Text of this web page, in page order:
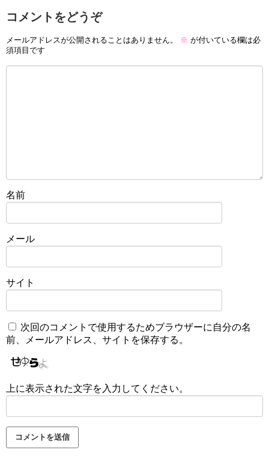
コメントをどうぞ
メールアドレスが公開されることはありません。 ※ が付いている欄は必
須項目です
名前
メール
サイト
次回のコメントで使用するためブラウザーに自分の名
前、メールアドレス、サイトを保存する。
上に表示された文字を入力してください。